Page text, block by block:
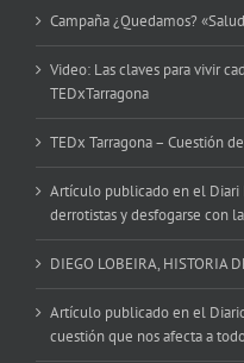
Campaña ¿Quedamos?
Video: Las claves para vivir
TEDxTarragona
TEDx Tarragona – Cuestión
Artículo publicado en el Diari
derrotistas y desfogarse con
DIEGO LOBEIRA, HISTORIA
Artículo publicado en el
cuestión que nos afecta a